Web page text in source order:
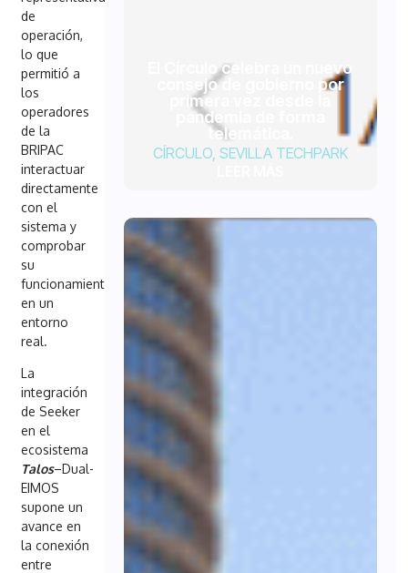
de
operación,
lo que
permitió a
los
operadores
de la
BRIPAC
interactuar
directamente
con el
sistema y
comprobar
su
funcionamiento
en un
entorno
real.
La
integración
de Seeker
en el
ecosistema
Talos–Dual-
EIMOS
supone un
avance en
la conexión
entre
El Círculo celebra un nuevo
consejo de gobierno por
primera vez desde la
pandemia de forma
telemática.
CÍRCULO, SEVILLA TECHPARK